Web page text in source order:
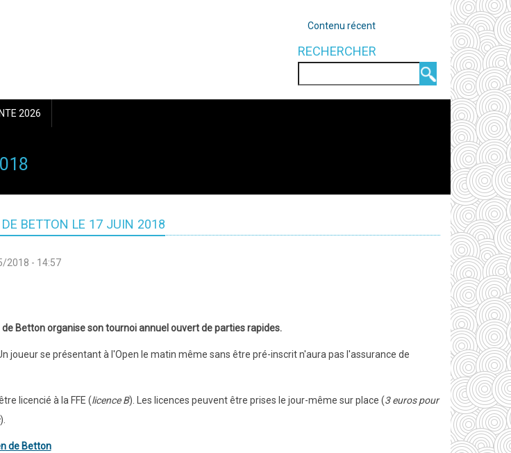
OUTILS
Contenu récent
RECHERCHER
2026
BETTON LE 17 JUIN 2018
2018 - 14:57
Betton organise son tournoi annuel ouvert de parties rapides.
joueur se présentant à l'Open le matin même sans être pré-inscrit n'aura pas l'assurance de
licencié à la FFE (licence B). Les licences peuvent être prises le jour-même sur place (3 euros pour
).
de Betton